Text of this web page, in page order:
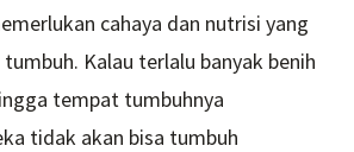
cahaya dan nutrisi yang
Kalau terlalu banyak benih
tempat tumbuhnya
tidak akan bisa tumbuh